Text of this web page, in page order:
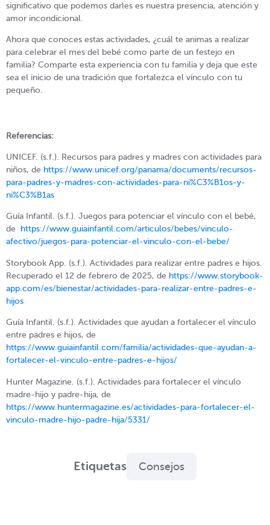
significativo que podemos darles es nuestra presencia, atención y
amor incondicional.
Ahora que conoces estas actividades, ¿cuál te animas a realizar
para celebrar el mes del bebé como parte de un festejo en
familia? Comparte esta experiencia con tu familia y deja que este
sea el inicio de una tradición que fortalezca el vínculo con tu
pequeño.
Referencias:
UNICEF. (s.f.). Recursos para padres y madres con actividades para
niños, de https://www.unicef.org/panama/documents/recursos-
para-padres-y-madres-con-actividades-para-ni%C3%B1os-y-
ni%C3%B1as
Guía Infantil. (s.f.). Juegos para potenciar el vínculo con el bebé,
de
https://www.guiainfantil.com/articulos/bebes/vinculo-
afectivo/juegos-para-potenciar-el-vinculo-con-el-bebe/
Storybook App. (s.f.). Actividades para realizar entre padres e hijos.
Recuperado el 12 de febrero de 2025, de https://www.storybook-
app.com/es/bienestar/actividades-para-realizar-entre-padres-e-
hijos
Guía Infantil. (s.f.). Actividades que ayudan a fortalecer el vínculo
entre padres e hijos, de
https://www.guiainfantil.com/familia/actividades-que-ayudan-a-
fortalecer-el-vinculo-entre-padres-e-hijos/
Hunter Magazine. (s.f.). Actividades para fortalecer el vínculo
madre-hijo y padre-hija, de
https://www.huntermagazine.es/actividades-para-fortalecer-el-
vinculo-madre-hijo-padre-hija/5331/
Etiquetas Consejos